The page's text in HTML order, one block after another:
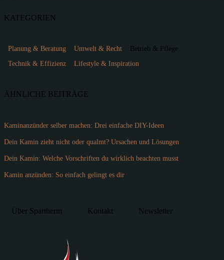
KATEGORIEN
Planung & Beratung Umwelt & Recht
Betrieb & Pflege
Technik & Effizienz
Lifestyle & Inspiration
ÄHNLICHE BEITRÄGE
Kaminanzünder selber machen: Drei einfache DIY-Ideen
Dein Kamin zieht nicht oder qualmt? Ursachen und Lösungen
Dein Kamin: Welche Vorschriften du wirklich beachten musst
Kamin anzünden: So einfach gelingt es dir
Über Spartherm Kontakt Newsletter